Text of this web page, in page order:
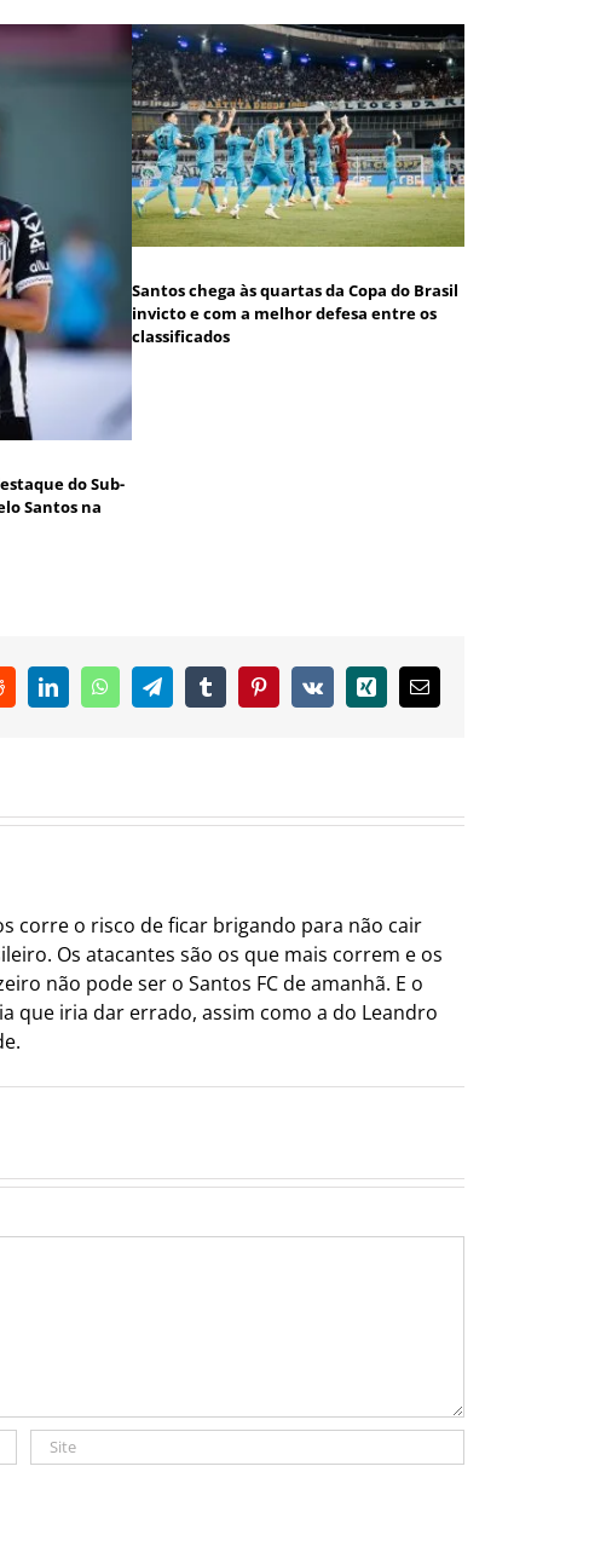
do Sub-
Santos na
Santos chega às quartas da Copa do Brasil
invicto e com a melhor defesa entre os
classificados
RedditLinkedInWhatsAppTelegramTumblr PinterestVk Xing
E-
mail
corre o risco de ficar brigando para não cair
Os atacantes são os que mais correm e os
não pode ser o Santos FC de amanhã. E o
que iria dar errado, assim como a do Leandro